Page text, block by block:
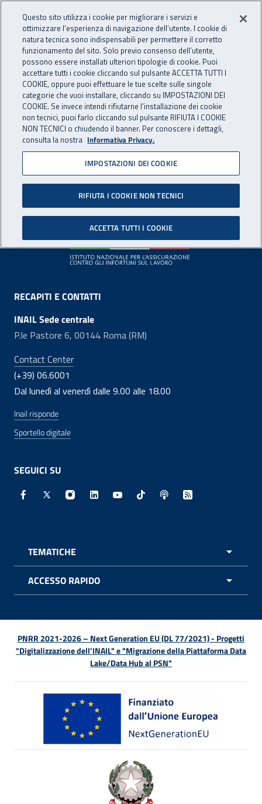
INAIL - Istituto Nazionale
Apri cerca
Navigazione principale
Pagina non disponibile
Il contenuto non è stato trovato. Per continuare la
navigazione è possibile ritornare alla
Footer
RECAPITI E CONTATTI
INAIL Sede centrale
P.le Pastore 6, 00144 Roma (RM)
Contact Center
(+39) 06.6001
Dal lunedì al venerdì dalle 9.00 alle 18.00
Inail risponde
Sportello digitale
SEGUICI SU
Facebook - Sito esterno - Apertura in nuova finestra
X - Sito esterno - Apertura in nuova finestra
Instagram - Sito esterno - Apertura in
Linkedin - Sito esterno - Apertura in
Youtube - Sito esterno -
TikTok - Sito esterno -
Spreaker - Sito
Feed RSS -
TEMATICHE
ACCESSO RAPIDO
PNRR 2021-2026 – Next Generation EU (DL 77/2021) - Progetti
"Digitalizzazione dell’INAIL" e "Migrazione della Piattaforma Data
Lake/Data Hub al PSN"
Questo sito utilizza i cookie per migliorare i servizi e
ottimizzare l’esperienza di navigazione dell’utente. I cookie di
natura tecnica sono indispensabili per permettere il corretto
funzionamento del sito. Solo previo consenso dell’utente,
possono essere installati ulteriori tipologie di cookie. Puoi
accettare tutti i cookie cliccando sul pulsante ACCETTA TUTTI I
COOKIE, oppure puoi effettuare le tue scelte sulle singole
categorie che vuoi installare, cliccando su IMPOSTAZIONI DEI
COOKIE. Se invece intendi rifiutarne l’installazione dei cookie
non tecnici, puoi farlo cliccando sul pulsante RIFIUTA I COOKIE
NON TECNICI o chiudendo il banner. Per conoscere i dettagli,
consulta la nostra Informativa Privacy.
IMPOSTAZIONI DEI COOKIE
RIFIUTA I COOKIE NON TECNICI
ACCETTA TUTTI I COOKIE